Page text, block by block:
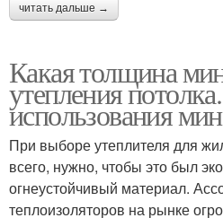
читать дальше →
Какая толщина
утепления
использования
При выборе утеплителя для
всего, нужно, чтобы это был
огнеустойчивый материал.
теплоизоляторов на рынке